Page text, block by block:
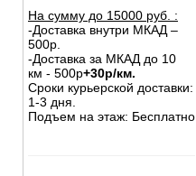
На сумму до 15000 руб. :
-Доставка внутри МКАД –
500р.
-Доставка за МКАД до 10
км - 500р+30р/км.
Сроки курьерской доставки:
1-3 дня.
Подъем на этаж: Бесплатно